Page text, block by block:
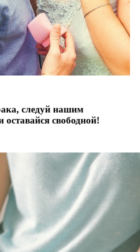
следуй нашим
свободной!